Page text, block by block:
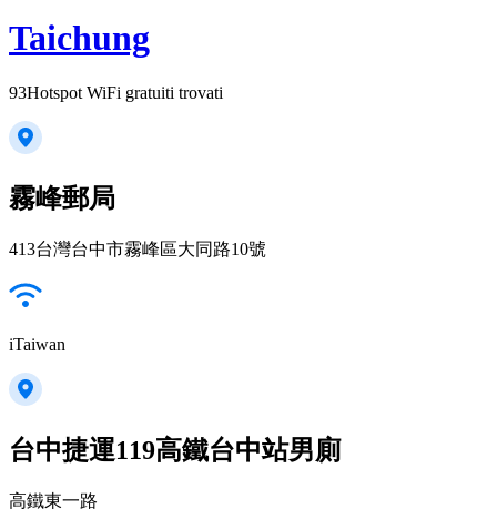
Taichung
93Hotspot WiFi gratuiti trovati
霧峰郵局
413台灣台中市霧峰區大同路10號
iTaiwan
台中捷運119高鐵台中站男廁
高鐵東一路